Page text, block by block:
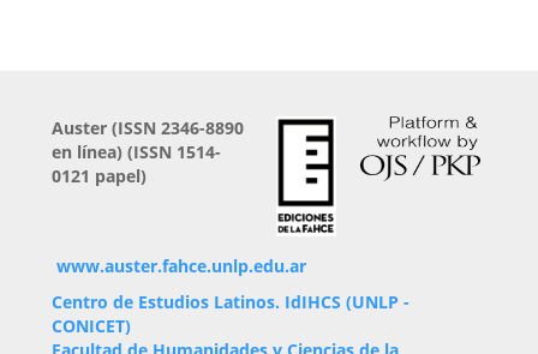
Auster (ISSN 2346-8890
en línea) (ISSN 1514-
0121 papel)
www.auster.fahce.unlp.edu.ar
Centro de Estudios Latinos. IdIHCS (UNLP -
CONICET)